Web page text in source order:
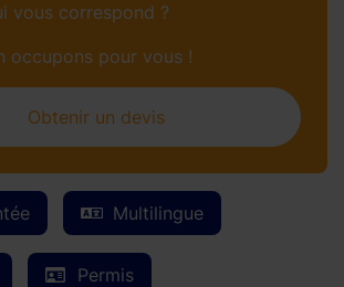
Multilingue
Permis
vous correspond ?
occupons pour vous !
Obtenir un devis